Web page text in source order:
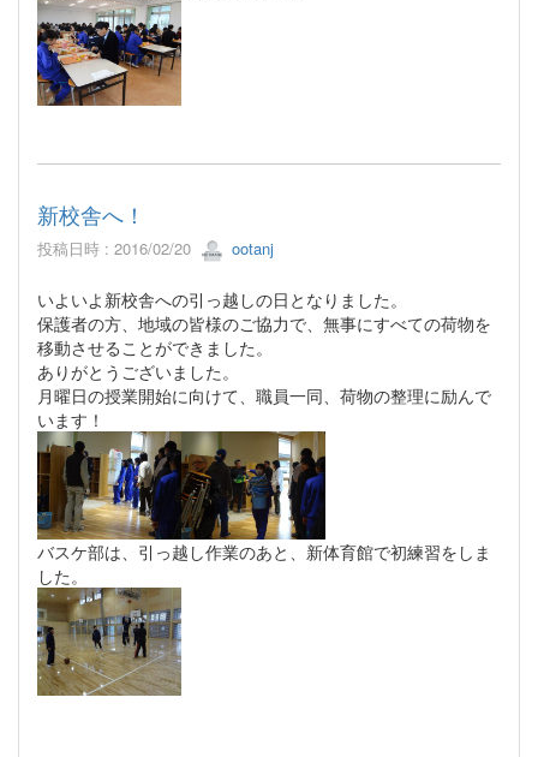
新校舎へ！
投稿日時 : 2016/02/20 ootanj
いよいよ新校舎への引っ越しの日となりました。
保護者の方、地域の皆様のご協力で、無事にすべての荷物を
移動させることができました。
ありがとうございました。
月曜日の授業開始に向けて、職員一同、荷物の整理に励んで
います！
バスケ部は、引っ越し作業のあと、新体育館で初練習をしま
した。